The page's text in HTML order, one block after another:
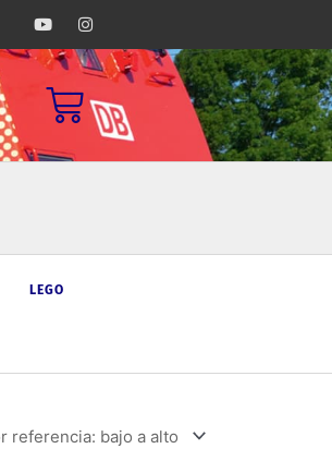
Y
o
u
t
I
n
s
t
a
g
Carrito
LEGO